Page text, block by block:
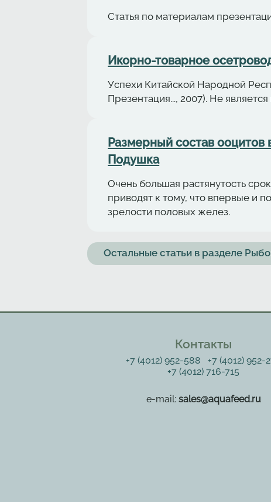
Статья по материалам
Икорно-товарное
Успехи Китайской Народной
Презентация..., 2007). Не
Размерный состав ооцитов
Подушка
Очень большая растянутость
приводят к тому, что впервые и
зрелости половых желез.
Остальные статьи в разделе
Контакты
+7 (4012) 952-588
+7 (4012) 952-
+7 (4012) 716-715
e-mail: sales@aquafeed.ru